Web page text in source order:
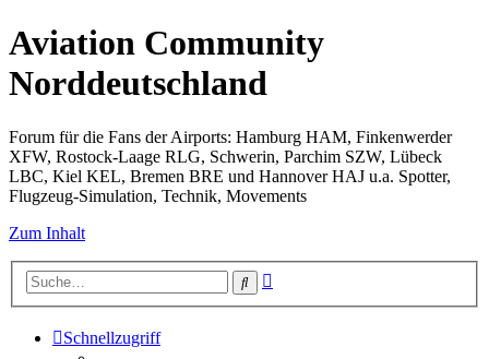
Aviation Community
Norddeutschland
Forum für die Fans der Airports: Hamburg HAM, Finkenwerder
XFW, Rostock-Laage RLG, Schwerin, Parchim SZW, Lübeck
LBC, Kiel KEL, Bremen BRE und Hannover HAJ u.a. Spotter,
Flugzeug-Simulation, Technik, Movements
Zum Inhalt
Suche
Schnellzugriff